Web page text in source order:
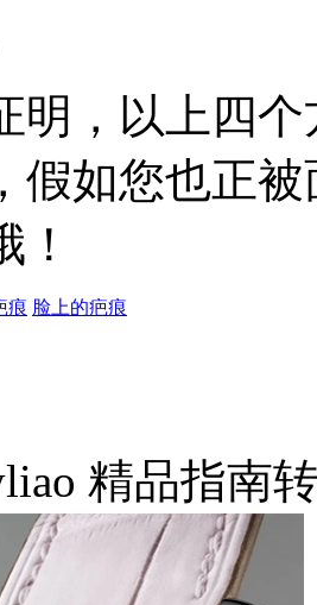
明，以上四
假如您也正
！
痕 脸上的疤痕
精品指南